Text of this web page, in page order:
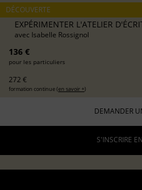
DÉCOUVERTE
EXPÉRIMENTER L'ATELIER
avec Isabelle Rossignol
136 €
pour les particuliers
272 €
formation continue (en savoir +)
DEMANDER
S'INSCRIRE